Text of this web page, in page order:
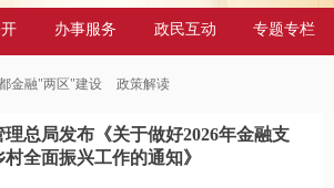
办事服务 政民互动 专题专栏
金融"两区"建设 政策解读
理总局发布《关于做好2026年金融支
村全面振兴工作的通知》